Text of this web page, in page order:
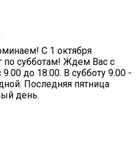
С 1 октября
по субботам! Ждем Вас с
до 18.00. В субботу 9.00 -
Последняя пятница
день.